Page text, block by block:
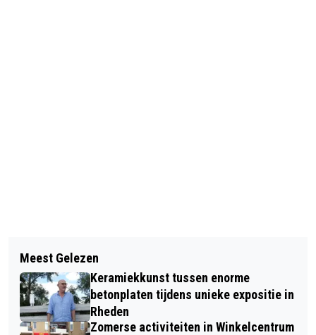
WERKZAAMHEDEN FIETSPAD
SCHAPENBERGWEG TUSSEN DIEREN
EN ELLECOM.
POLITIE TREFT GROTE HOEVEELHEDEN
CHEMICALIËN AAN IN SPANKEREN
VOOR DRUGSPRODUCTIE
Meest Gelezen
Keramiekkunst tussen enorme
betonplaten tijdens unieke expositie in
Rheden
Zomerse activiteiten in Winkelcentrum